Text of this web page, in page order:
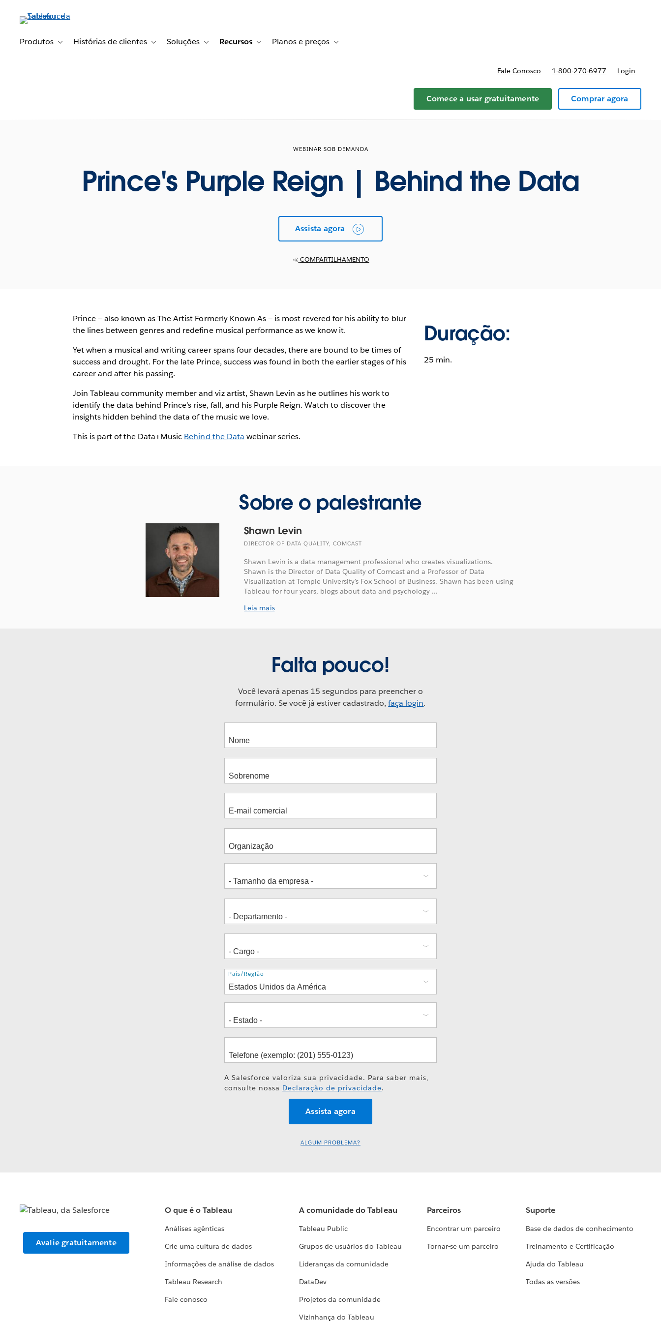
conteúdoProdutos Toggle sub-navigation for Produtos
Histórias de clientes Toggle sub-navigation for Histórias de clientes
Soluções Toggle sub-navigation for Soluções
Recursos Toggle sub-navigation for Recursos
Planos e preços Toggle sub-navigation for Planos e preços
Fale Conosco 1-800-270-6977 Login
Comece a usar gratuitamente Comprar agora
WEBINAR SOB DEMANDA
Prince's Purple Reign | Behind the Data
Assista agora
COMPARTILHAMENTO
Prince — also known as The Artist Formerly Known As — is most revered for his ability to blur
the lines between genres and redefine musical performance as we know it.
Yet when a musical and writing career spans four decades, there are bound to be times of
success and drought. For the late Prince, success was found in both the earlier stages of his
career and after his passing.
Join Tableau community member and viz artist, Shawn Levin as he outlines his work to
identify the data behind Prince’s rise, fall, and his Purple Reign. Watch to discover the
insights hidden behind the data of the music we love.
This is part of the Data+Music Behind the Data webinar series.
Duração:
25 min.
Sobre o palestrante
Shawn Levin
DIRECTOR OF DATA QUALITY, COMCAST
Shawn Levin is a data management professional who creates visualizations.
Shawn is the Director of Data Quality of Comcast and a Professor of Data
Visualization at Temple University's Fox School of Business. Shawn has been using
Tableau for four years, blogs about data and psychology ...
Leia mais
Falta pouco!
Você levará apenas 15 segundos para preencher o
formulário. Se você já estiver cadastrado,faça login.
Endereço
País/Região
A Salesforce valoriza sua privacidade. Para saber mais,
consulte nossa Declaração de privacidade.
ALGUM PROBLEMA?
Avalie gratuitamente
O que é o Tableau
Análises agênticas
Crie uma cultura de dados
Informações de análise de dados
Tableau Research
Fale conosco
A comunidade do Tableau
Tableau Public
Grupos de usuários do Tableau
Lideranças da comunidade
DataDev
Projetos da comunidade
Vizinhança do Tableau
Parceiros
Encontrar um parceiro
Tornar-se um parceiro
Suporte
Base de dados de conhecimento
Treinamento e Certificação
Ajuda do Tableau
Todas as versões